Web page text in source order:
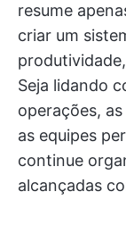
resume
criar um
Seja lidando
operações,
as equipes
continue
alcançadas